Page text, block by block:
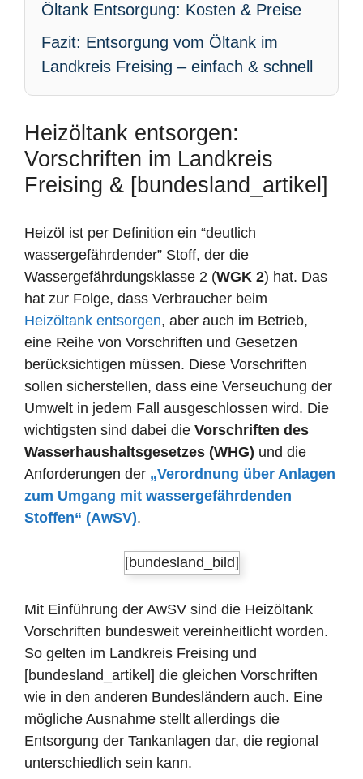
Öltank Entsorgung: Kosten & Preise
Fazit: Entsorgung vom Öltank im
Landkreis Freising – einfach & schnell
Heizöltank entsorgen:
Vorschriften im Landkreis
Freising & [bundesland_artikel]
Heizöl ist per Definition ein “deutlich
wassergefährdender” Stoff, der die
Wassergefährdungsklasse 2 (WGK 2) hat. Das
hat zur Folge, dass Verbraucher beim
Heizöltank entsorgen, aber auch im Betrieb,
eine Reihe von Vorschriften und Gesetzen
berücksichtigen müssen. Diese Vorschriften
sollen sicherstellen, dass eine Verseuchung der
Umwelt in jedem Fall ausgeschlossen wird. Die
wichtigsten sind dabei die Vorschriften des
Wasserhaushaltsgesetzes (WHG) und die
Anforderungen der „Verordnung über Anlagen
zum Umgang mit wassergefährdenden
Stoffen“ (AwSV).
[bundesland_bild]
Mit Einführung der AwSV sind die Heizöltank
Vorschriften bundesweit vereinheitlicht worden.
So gelten im Landkreis Freising und
[bundesland_artikel] die gleichen Vorschriften
wie in den anderen Bundesländern auch. Eine
mögliche Ausnahme stellt allerdings die
Entsorgung der Tankanlagen dar, die regional
unterschiedlich sein kann.